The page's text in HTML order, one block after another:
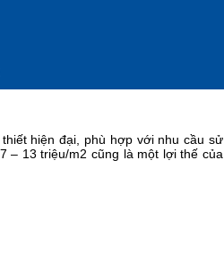
hiện đại, phù hợp với nhu cầu sử
– 13 triệu/m2 cũng là một lợi thế của